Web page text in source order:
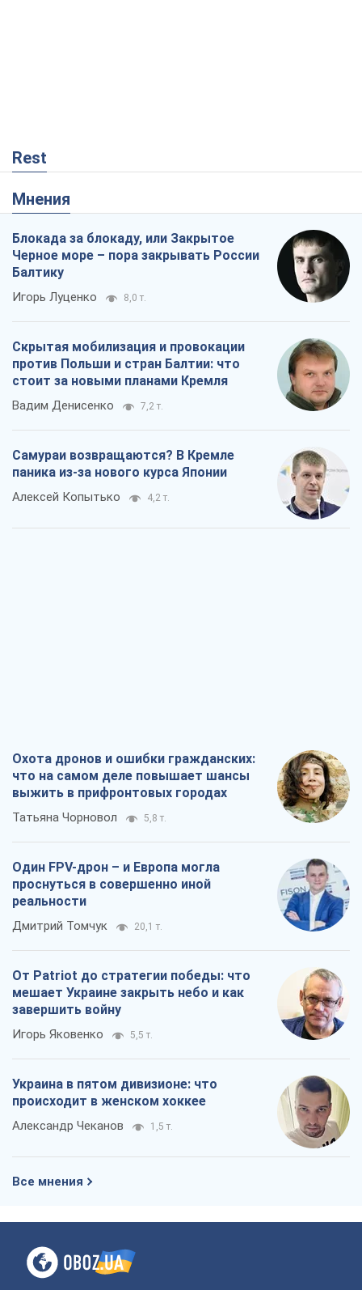
Rest
Мнения
Блокада за блокаду, или Закрытое
Черное море – пора закрывать России
Балтику
Игорь Луценко 8,0 т.
Скрытая мобилизация и провокации
против Польши и стран Балтии: что
стоит за новыми планами Кремля
Вадим Денисенко 7,2 т.
Самураи возвращаются? В Кремле
паника из-за нового курса Японии
Алексей Копытько 4,2 т.
Охота дронов и ошибки гражданских:
что на самом деле повышает шансы
выжить в прифронтовых городах
Татьяна Чорновол 5,8 т.
Один FPV-дрон – и Европа могла
проснуться в совершенно иной
реальности
Дмитрий Томчук 20,1 т.
От Patriot до стратегии победы: что
мешает Украине закрыть небо и как
завершить войну
Игорь Яковенко 5,5 т.
Украина в пятом дивизионе: что
происходит в женском хоккее
Александр Чеканов 1,5 т.
Все мнения